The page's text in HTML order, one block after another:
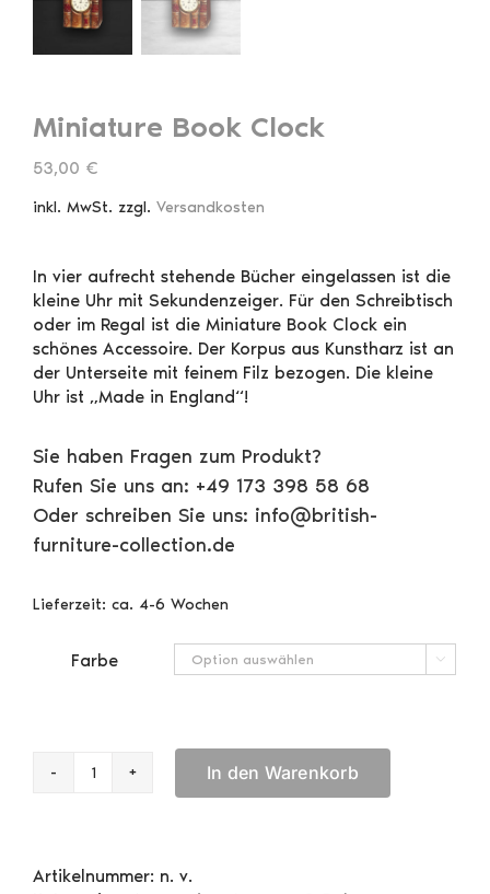
Miniature Book Clock
53,00 €
inkl. MwSt. zzgl. Versandkosten
In vier aufrecht stehende Bücher eingelassen ist die
kleine Uhr mit Sekundenzeiger. Für den Schreibtisch
oder im Regal ist die Miniature Book Clock ein
schönes Accessoire. Der Korpus aus Kunstharz ist an
der Unterseite mit feinem Filz bezogen. Die kleine
Uhr ist „Made in England“!
Sie haben Fragen zum Produkt?
Rufen Sie uns an: +49 173 398 58 68
Oder schreiben Sie uns: info@british-
furniture-collection.de
Lieferzeit: ca. 4-6 Wochen
Farbe 
Miniature
In den Warenkorb
Artikelnummer: n. v.